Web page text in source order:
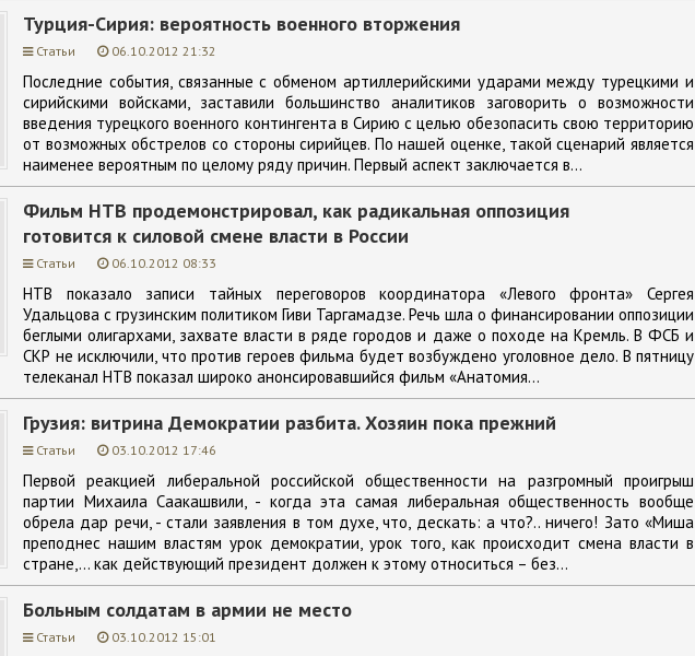
Турция-Сирия: вероятность военного вторжения
Статьи 06.10.2012 21:32
Последние события, связанные с обменом артиллерийскими ударами между турецкими и
сирийскими войсками, заставили большинство аналитиков заговорить о возможности
введения турецкого военного контингента в Сирию с целью обезопасить свою территорию
от возможных обстрелов со стороны сирийцев. По нашей оценке, такой сценарий является
наименее вероятным по целому ряду причин. Первый аспект заключается в...
Фильм НТВ продемонстрировал, как радикальная оппозиция
готовится к силовой смене власти в России
Статьи 06.10.2012 08:33
НТВ показало записи тайных переговоров координатора «Левого фронта» Сергея
Удальцова с грузинским политиком Гиви Таргамадзе. Речь шла о финансировании оппозиции
беглыми олигархами, захвате власти в ряде городов и даже о походе на Кремль. В ФСБ и
СКР не исключили, что против героев фильма будет возбуждено уголовное дело. В пятницу
телеканал НТВ показал широко анонсировавшийся фильм «Анатомия...
Грузия: витрина Демократии разбита. Хозяин пока прежний
Статьи 03.10.2012 17:46
Первой реакцией либеральной российской общественности на разгромный проигрыш
партии Михаила Саакашвили, - когда эта самая либеральная общественность вообще
обрела дар речи, - стали заявления в том духе, что, дескать: а что?.. ничего! Зато «Миша
преподнес нашим властям урок демократии, урок того, как происходит смена власти в
стране,… как действующий президент должен к этому относиться – без...
Больным солдатам в армии не место
Статьи 03.10.2012 15:01